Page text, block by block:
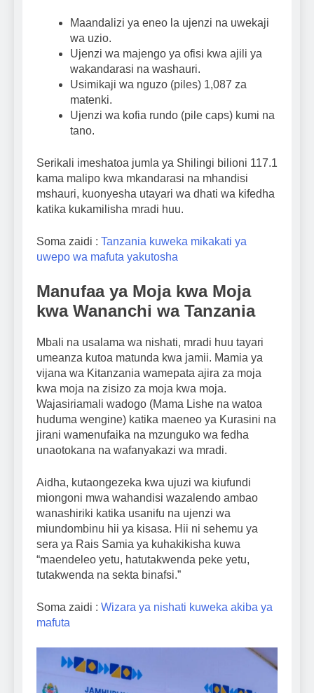
Maandalizi ya eneo la ujenzi na uwekaji
wa uzio.
Ujenzi wa majengo ya ofisi kwa ajili ya
wakandarasi na washauri.
Usimikaji wa nguzo (piles) 1,087 za
matenki.
Ujenzi wa kofia rundo (pile caps) kumi na
tano.
Serikali imeshatoa jumla ya Shilingi bilioni 117.1
kama malipo kwa mkandarasi na mhandisi
mshauri, kuonyesha utayari wa dhati wa kifedha
katika kukamilisha mradi huu.
Soma zaidi : Tanzania kuweka mikakati ya
uwepo wa mafuta yakutosha
Manufaa ya Moja kwa Moja
kwa Wananchi wa Tanzania
Mbali na usalama wa nishati, mradi huu tayari
umeanza kutoa matunda kwa jamii. Mamia ya
vijana wa Kitanzania wamepata ajira za moja
kwa moja na zisizo za moja kwa moja.
Wajasiriamali wadogo (Mama Lishe na watoa
huduma wengine) katika maeneo ya Kurasini na
jirani wamenufaika na mzunguko wa fedha
unaotokana na wafanyakazi wa mradi.
Aidha, kutaongezeka kwa ujuzi wa kiufundi
miongoni mwa wahandisi wazalendo ambao
wanashiriki katika usanifu na ujenzi wa
miundombinu hii ya kisasa. Hii ni sehemu ya
sera ya Rais Samia ya kuhakikisha kuwa
“maendeleo yetu, hatutakwenda peke yetu,
tutakwenda na sekta binafsi.”
Soma zaidi : Wizara ya nishati kuweka akiba ya
mafuta